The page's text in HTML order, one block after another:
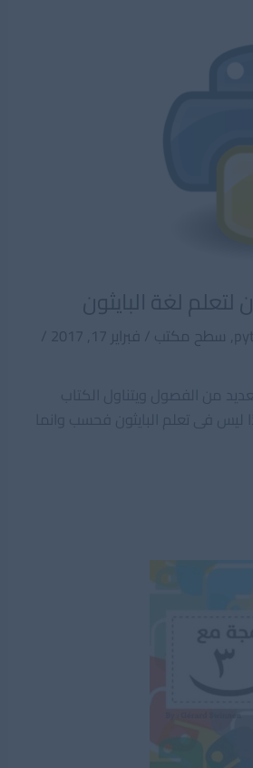
لتعلم لغة البايثون
, سطح مكتب / فبراير 17, 2017 /